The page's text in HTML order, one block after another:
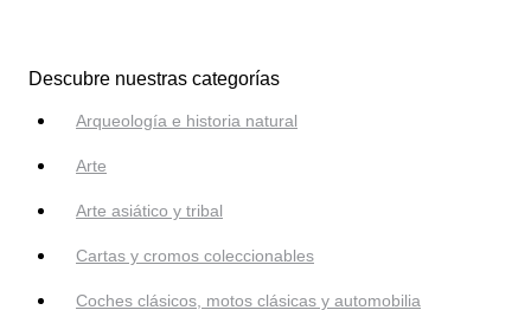
Descubre nuestras categorías
Arqueología e historia natural
Arte
Arte asiático y tribal
Cartas y cromos coleccionables
Coches clásicos, motos clásicas y automobilia